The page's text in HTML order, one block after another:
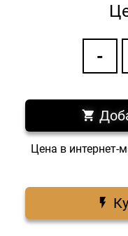
Цена в интернет-